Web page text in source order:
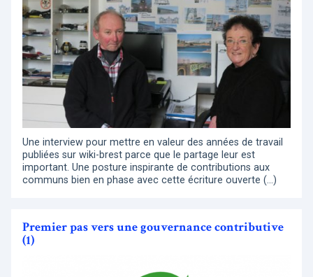
Une interview pour mettre en valeur des années de travail
publiées sur wiki-brest parce que le partage leur est
important. Une posture inspirante de contributions aux
communs bien en phase avec cette écriture ouverte (…)
Premier pas vers une gouvernance contributive
(1)